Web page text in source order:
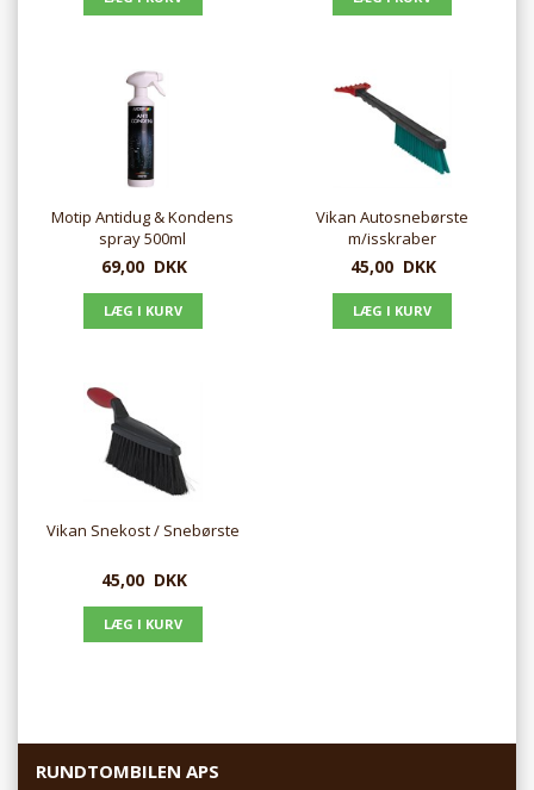
Motip Antidug & Kondens
spray 500ml
69,00 DKK
Vikan Autosnebørste
m/isskraber
45,00 DKK
Vikan Snekost / Snebørste
45,00 DKK
RUNDTOMBILEN APS